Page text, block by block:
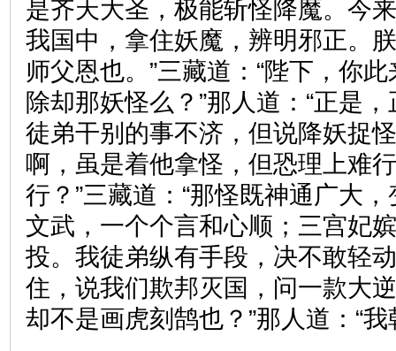
是齐天大圣，极能斩怪降魔。今
我国中，拿住妖魔，辨明邪正。
师父恩也。”三藏道：“陛下，你
除却那妖怪么？”那人道：“正是，
徒弟干别的事不济，但说降妖捉
啊，虽是着他拿怪，但恐理上难
行？”三藏道：“那怪既神通广大
文武，一个个言和心顺；三宫妃
投。我徒弟纵有手段，决不敢轻
住，说我们欺邦灭国，问一款大
却不是画虎刻鹄也？”那人道：“